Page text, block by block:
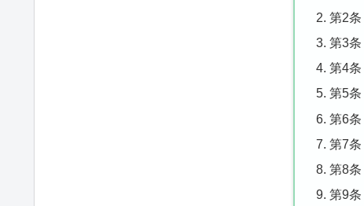
第2条
第3条
第4条
第5条
第6条
第7条
第8条
第9条